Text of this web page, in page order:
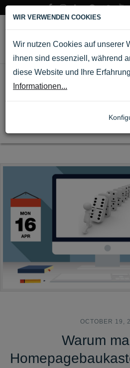
Aries
Startseite ▶
OCTOBER 19,
Warum
WIR VERWENDEN COOKIES
Wir nutzen Cookies auf unserer
ihnen sind essenziell, während
diese Website und Ihre
Informationen...